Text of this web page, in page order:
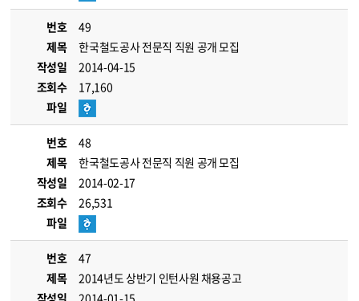
번호
49
제목
한국철도공사 전문직 직원 공개 모집
작성일
2014-04-15
조회수
17,160
파일
번호
48
제목
한국철도공사 전문직 직원 공개 모집
작성일
2014-02-17
조회수
26,531
파일
번호
47
제목
2014년도 상반기 인턴사원 채용공고
작성일
2014-01-15